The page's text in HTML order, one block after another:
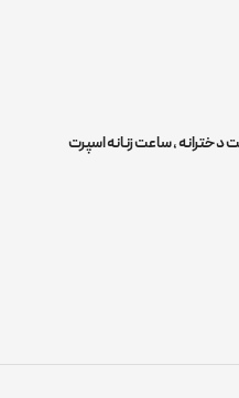
,ساعت زنانه اسپرت